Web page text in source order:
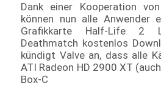
Dank einer Kooperation
können nun alle Anwender
Grafikkarte Half-Life 2
Deathmatch kostenlos
kündigt Valve an, dass alle
ATI Radeon HD 2900 XT
Box-C